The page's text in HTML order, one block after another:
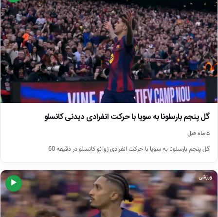
گل پنجم بارسلونا به سویا با حرکت انفرادی دیدنی کانسلو
۵ ماه قبل
گل پنجم بارسلونا به سویا با حرکت انفرادی ژوآئو کانسلو در دقیقه 60
▶
ورزشی